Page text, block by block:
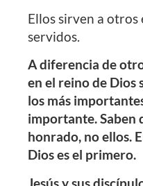
Ellos sirven a otros
servidos.
A diferencia de
en el reino de Dios
los más
importante. Saben
honrado, no ellos.
Dios es el primero.
Jesús y sus